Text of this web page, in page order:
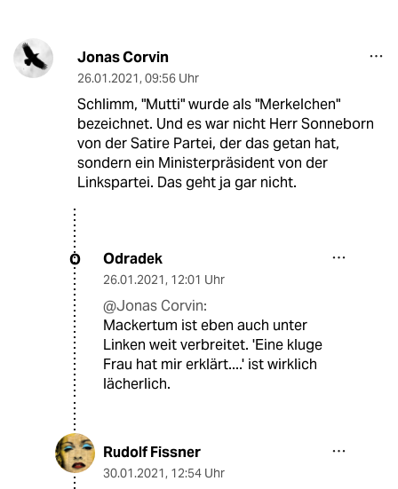
Jonas Corvin
26.01.2021, 09:56 Uhr
Schlimm, "Mutti" wurde als "Merkelchen"
bezeichnet. Und es war nicht Herr Sonneborn
von der Satire Partei, der das getan hat,
sondern ein Ministerpräsident von der
Linkspartei. Das geht ja gar nicht.
O Odradek
26.01.2021, 12:01 Uhr
@Jonas Corvin:
Mackertum ist eben auch unter
Linken weit verbreitet. 'Eine kluge
Frau hat mir erklärt....' ist wirklich
lächerlich.
Rudolf Fissner
30.01.2021, 12:54 Uhr